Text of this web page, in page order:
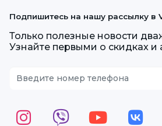
Подпишитесь на нашу рассылку в
Только полезные новости
Узнайте первыми о скидках и